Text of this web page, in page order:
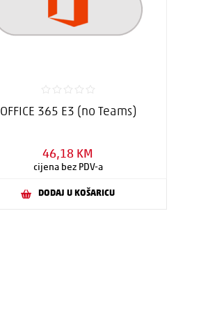
OFFICE 365 E3 (no Teams)
46,18 KM
cijena bez PDV-a
DODAJ U KOŠARICU